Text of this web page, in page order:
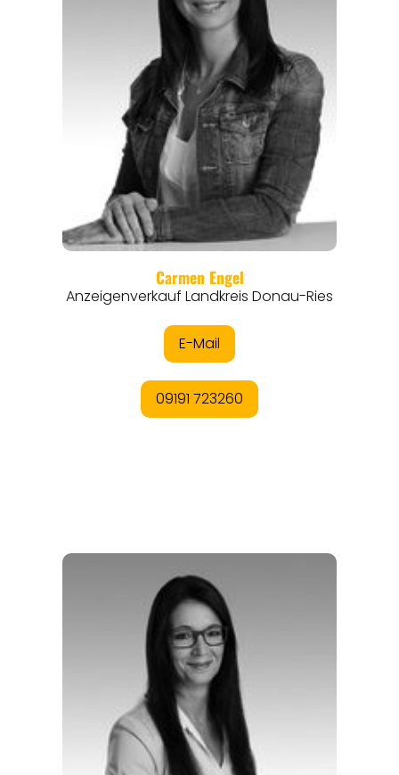
ANGEBOTE